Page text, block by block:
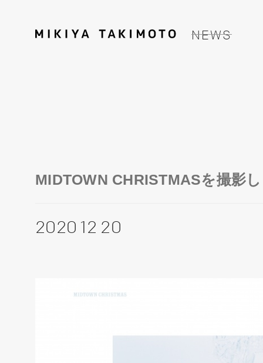
NEWS
MIDTOWN CHRISTMASを撮影
2020 12 20